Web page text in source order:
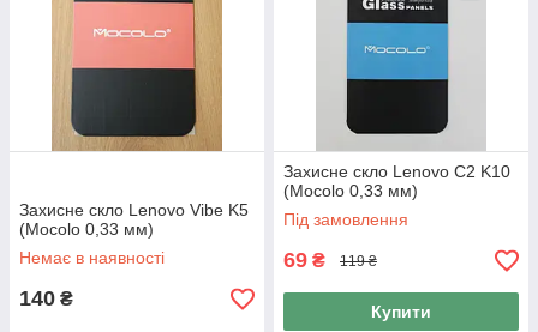
Захисне скло Lenovo Vibe K5
(Mocolo 0,33 мм)
Немає в наявності
140 ₴
Захисне скло Lenovo C2 K10
(Mocolo 0,33 мм)
Під замовлення
69 ₴ 119 ₴
Купити